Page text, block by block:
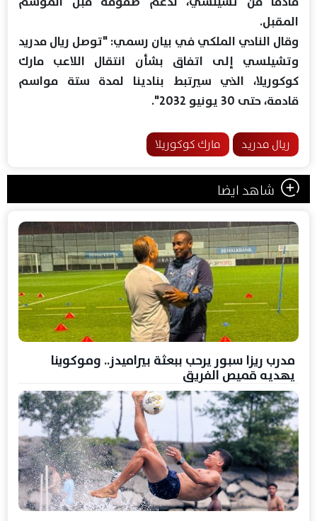
المقبل.
وقال النادي الملكي في بيان رسمي: "توصل ريال مدريد
وتشيلسي إلى اتفاق بشأن انتقال اللاعب مارك
كوكوريلا، الذي سيرتبط بنادينا لمدة ستة مواسم
قادمة، حتى 30 يونيو 2032".
ريال مدريد مارك كوكوريلا
شاهد ايضا
مدرب ريزا سبور يرحب ببعثة بيراميدز.. وموكوينا
يهديه قميص الفريق